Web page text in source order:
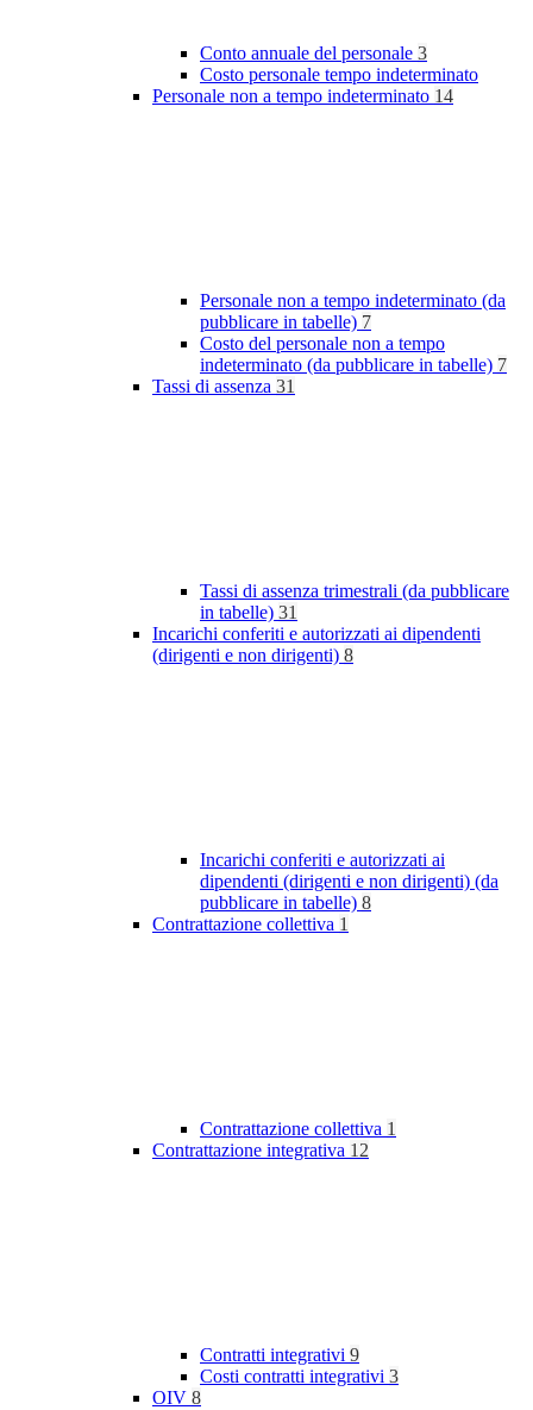
Conto annuale del personale 3
Costo personale tempo indeterminato
Personale non a tempo indeterminato 14
Personale non a tempo indeterminato (da
pubblicare in tabelle) 7
Costo del personale non a tempo
indeterminato (da pubblicare in tabelle) 7
Tassi di assenza 31
Tassi di assenza trimestrali (da pubblicare
in tabelle) 31
Incarichi conferiti e autorizzati ai dipendenti
(dirigenti e non dirigenti) 8
Incarichi conferiti e autorizzati ai
dipendenti (dirigenti e non dirigenti) (da
pubblicare in tabelle) 8
Contrattazione collettiva 1
Contrattazione collettiva 1
Contrattazione integrativa 12
Contratti integrativi 9
Costi contratti integrativi 3
OIV 8